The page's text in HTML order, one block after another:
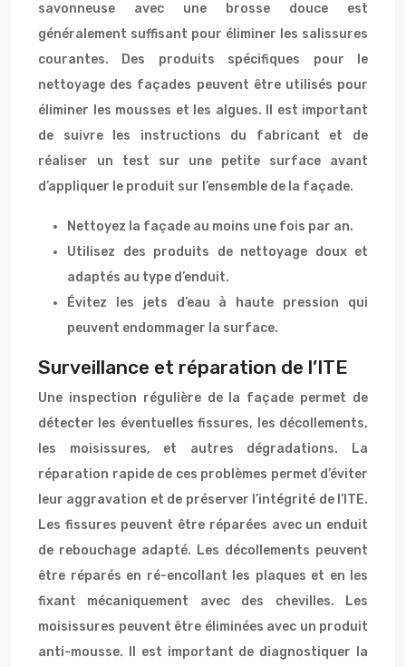
savonneuse avec une brosse douce est
généralement suffisant pour éliminer les salissures
courantes. Des produits spécifiques pour le
nettoyage des façades peuvent être utilisés pour
éliminer les mousses et les algues. Il est important
de suivre les instructions du fabricant et de
réaliser un test sur une petite surface avant
d’appliquer le produit sur l’ensemble de la façade.
Nettoyez la façade au moins une fois par an.
Utilisez des produits de nettoyage doux et
adaptés au type d’enduit.
Évitez les jets d’eau à haute pression qui
peuvent endommager la surface.
Surveillance et réparation de l’ITE
Une inspection régulière de la façade permet de
détecter les éventuelles fissures, les décollements,
les moisissures, et autres dégradations. La
réparation rapide de ces problèmes permet d’éviter
leur aggravation et de préserver l’intégrité de l’ITE.
Les fissures peuvent être réparées avec un enduit
de rebouchage adapté. Les décollements peuvent
être réparés en ré-encollant les plaques et en les
fixant mécaniquement avec des chevilles. Les
moisissures peuvent être éliminées avec un produit
anti-mousse. Il est important de diagnostiquer la